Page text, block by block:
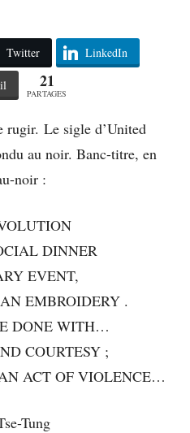
Twitter LinkedIn
21
PARTAGES
Le sigle d’United
au noir. Banc-titre, en
noir :
DINNER
EVENT,
EMBROIDERY .
DONE WITH…
COURTESY ;
ACT OF VIOLENCE…
Tung